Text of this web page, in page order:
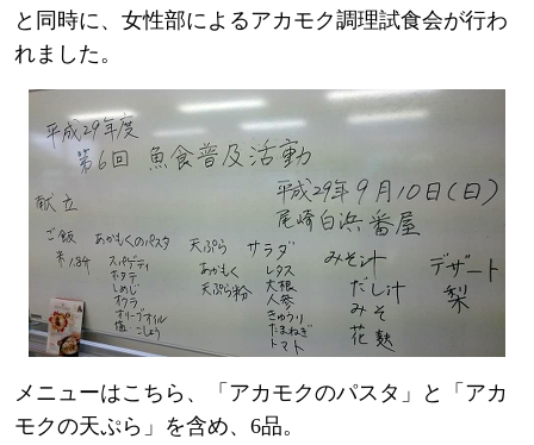
と同時に、女性部によるアカモク調理試食会が行わ
れました。
メニューはこちら、「アカモクのパスタ」と「アカ
モクの天ぷら」を含め、6品。